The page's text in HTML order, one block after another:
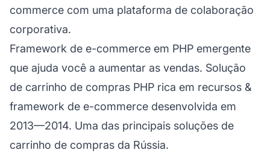
commerce com uma plataforma de colaboração
corporativa.
Framework de e-commerce em PHP emergente
que ajuda você a aumentar as vendas. Solução
de carrinho de compras PHP rica em recursos &
framework de e-commerce desenvolvida em
2013—2014. Uma das principais soluções de
carrinho de compras da Rússia.